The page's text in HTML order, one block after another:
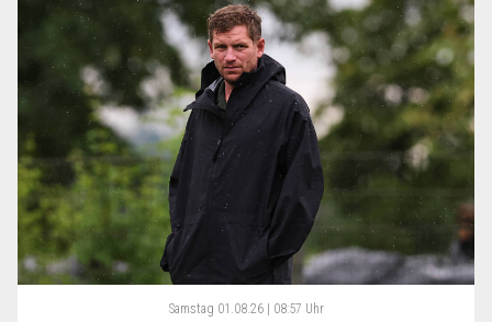
Samstag 01.08.26 | 08:57 Uhr